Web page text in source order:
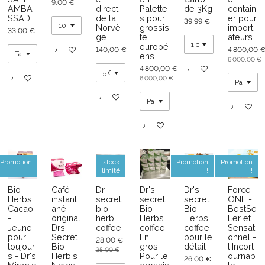
AMBA
SSADE
33,00 €
Ajouter au panier
9,00 €
Ajouter au panier
direct
de la
Norvè
ge
140,00 €
Ajouter au panier
Palette
s pour
grossis
te
europé
ens
4 800,00 €
6 000,00 €
Ajouter au panier
de 3Kg
39,99 €
Ajouter au panier
contain
er pour
import
ateurs
4 800,00 €
6 000,00 €
Ajouter
Promotion
!
Bio
Herbs
Cacao
-
Jeune
pour
toujour
s - Dr's
Café
instant
ané
original
Drs
Secret
Bio
Herb's
stock
limité
Dr
secret
bio
herb
coffee
28,00 €
35,00 €
Dr's
secret
Bio
Herbs
coffee
En
gros -
Pour le
Promotion
!
Dr's
secret
Bio
Herbs
coffee
pour le
détail
26,00 €
Promotion
!
Force
ONE -
BestSe
ller et
Sensati
onnel -
l'Incort
ournab